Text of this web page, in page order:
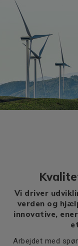
Vi driver
verden og
innovative,
Arbejdet med